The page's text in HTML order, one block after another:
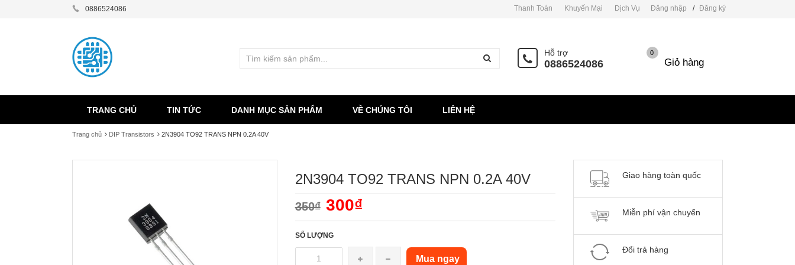
0886524086 Đăng nhập / Đăng ký
Thanh Toán Khuyến Mại Dịch Vụ
Hỗ trợ
0886524086 Giỏ hàng
0
TRANG CHỦ TIN TỨC DANH MỤC SẢN PHẨM VỀ CHÚNG TÔI LIÊN HỆ
Trang chủ DIP Transistors 2N3904 TO92 TRANS NPN 0.2A 40V
2N3904 TO92 TRANS NPN 0.2A 40V
350₫ 300₫
SỐ LƯỢNG
Mua ngay
Giao hàng toàn quốc
Miễn phí vận chuyển
Đổi trả hàng